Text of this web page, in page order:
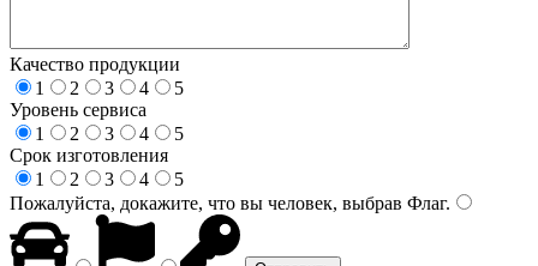
Качество продукции
1
2 3 4
5
Уровень сервиса
1
2 3 4
5
Срок изготовления
1
2 3 4
5
Пожалуйста, докажите, что вы человек, выбрав Флаг.